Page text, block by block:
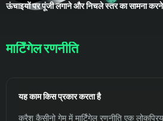
ऊंचाइयों पर पूंजी लगाने और निचले स्तर का सामना
मार्टिंगेल रणनीति
यह काम किस प्रकार करता है
क्रैश कैसीनो गेम में मार्टिंगेल रणनीति एक